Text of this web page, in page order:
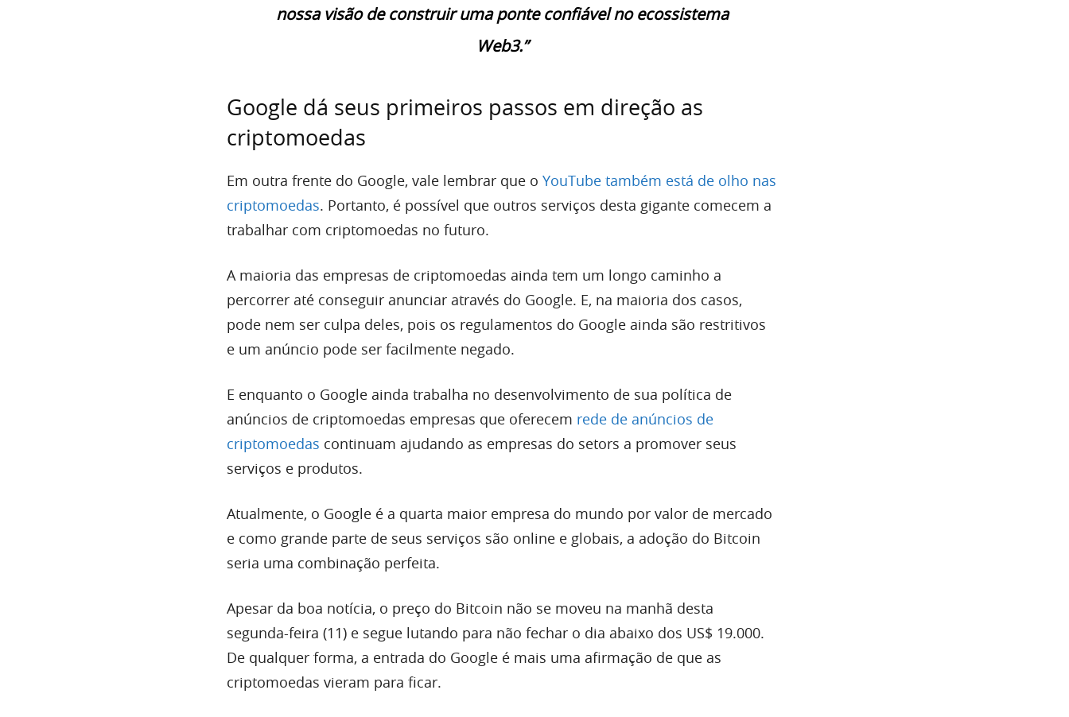
nossa visão de construir uma ponte confiável no ecossistema
Web3.”
Google dá seus primeiros passos em direção as
criptomoedas
Em outra frente do Google, vale lembrar que o YouTube também está de olho nas
criptomoedas. Portanto, é possível que outros serviços desta gigante comecem a
trabalhar com criptomoedas no futuro.
A maioria das empresas de criptomoedas ainda tem um longo caminho a
percorrer até conseguir anunciar através do Google. E, na maioria dos casos,
pode nem ser culpa deles, pois os regulamentos do Google ainda são restritivos
e um anúncio pode ser facilmente negado.
E enquanto o Google ainda trabalha no desenvolvimento de sua política de
anúncios de criptomoedas empresas que oferecem rede de anúncios de
criptomoedas continuam ajudando as empresas do setors a promover seus
serviços e produtos.
Atualmente, o Google é a quarta maior empresa do mundo por valor de mercado
e como grande parte de seus serviços são online e globais, a adoção do Bitcoin
seria uma combinação perfeita.
Apesar da boa notícia, o preço do Bitcoin não se moveu na manhã desta
segunda-feira (11) e segue lutando para não fechar o dia abaixo dos US$ 19.000.
De qualquer forma, a entrada do Google é mais uma afirmação de que as
criptomoedas vieram para ficar.